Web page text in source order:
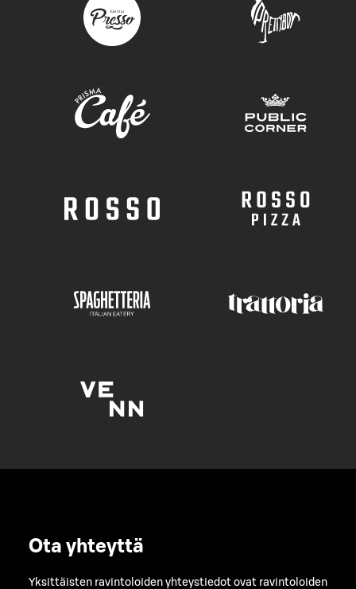
Ota yhteyttä
Yksittäisten ravintoloiden yhteystiedot ovat ravintoloiden